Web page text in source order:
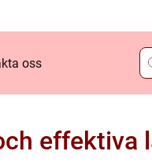
oss
effektiva